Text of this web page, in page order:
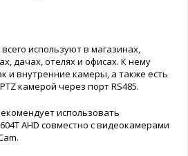
используют в магазинах,
дачах, отелях и офисах. К нему
и внутренние камеры, а также есть
камерой через порт RS485.
использовать
AHD совместно с видеокамерами